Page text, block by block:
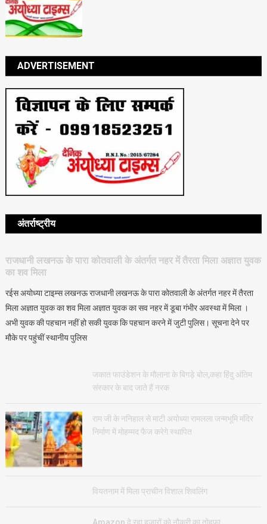
ADVERTISEMENT
अंतर्राष्ट्रीय
राजधानी लखनऊ के पारा कोतवाली के अंतर्गत नहर में तैरता मिला अज्ञात युवक
का शव मिला
रईस अयोध्या टाइम्स लखनऊ राजधानी लखनऊ के पारा कोतवाली के अंतर्गत नहर में तैरता
मिला अज्ञात युवक का शव मिला अज्ञात युवक का सव नहर में डूबा गंभीर अवस्था में मिला ।
अभी युवक की पहचान नहीं हो सकी युवक कि पहचान करने में जुटी पुलिस। सूचना देने पर
मौके पर पहुंचीं स्थानीय पुलिस
जकात फाउंडेशन के मौलाना के बिगड़े बोल,कहा हिंदु अंतिम
संस्कार के बाद जाते हैं नरक
राम जी के ननिहाल से माटी अयोध्या रामलला जन्मभूमि मंदिर
निर्माण में मोहम्मद फैज करेगे स्थापित
वियतनाम में मिला प्राचीन विशाल शिवलिंग